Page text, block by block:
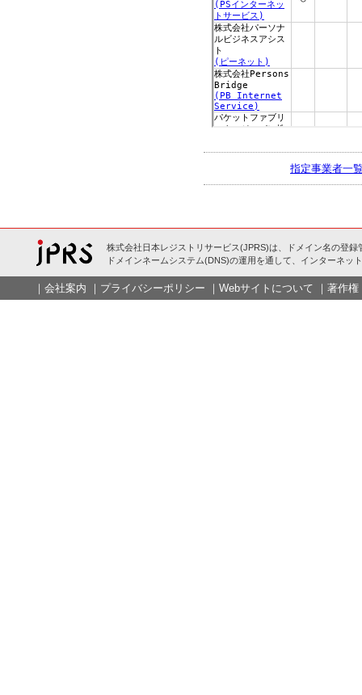
指定事業者一
株式会社日本レジストリサービス(JPRS)は、ドメイン名の登録
ドメインネームシステム(DNS)の運用を通して、インターネッ
｜ 会社案内 ｜ プライバシーポリシー ｜ Webサイトについて ｜ 著作権